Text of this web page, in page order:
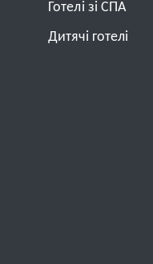
Готелі зі СПА
Дитячі готелі